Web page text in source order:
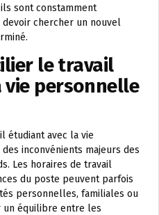
sont constamment
chercher un nouvel
le travail
personnelle
étudiant avec la vie
inconvénients majeurs des
Les horaires de travail
du poste peuvent parfois
personnelles, familiales ou
un équilibre entre les